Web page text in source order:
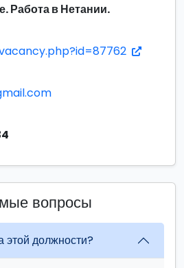
Работа в Нетании.
вопросы
этой должности?